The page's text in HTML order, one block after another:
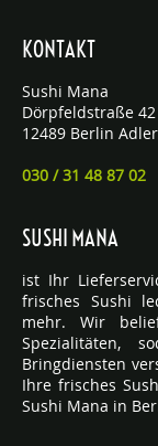
KONTAKT
Sushi Mana
Dörpfeldstraße 42
12489 Berlin
030 / 31 48 87 02
SUSHI MANA
ist Ihr
frisches Sushi
mehr. Wir
Spezialitäten,
Bringdiensten
Ihre frisches
Sushi Mana in